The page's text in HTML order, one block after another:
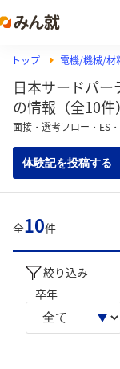
トップ 電機/機械/材
日本サードパ
の情報（全10件）
面接・選考フロー・ES
体験記を投稿する
全10件
絞り込み
卒年